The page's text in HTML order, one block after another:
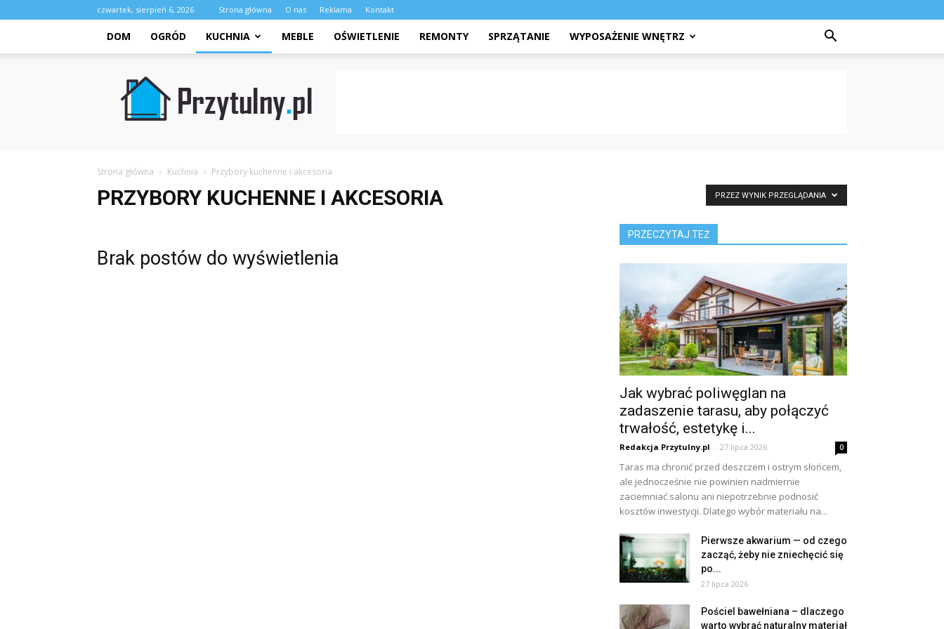
czwartek, sierpień 6, 2026 Strona główna O nas Reklama Kontakt
DOM OGRÓD KUCHNIA MEBLE OŚWIETLENIE REMONTY SPRZĄTANIE WYPOSAŻENIE WNĘTRZ
Przytulny.pl
Strona główna Kuchnia Przybory kuchenne i akcesoria
PRZYBORY KUCHENNE I AKCESORIA PRZEZ WYNIK PRZEGLĄDANIA
Brak postów do wyświetlenia
PRZECZYTAJ TEŻ
Jak wybrać poliwęglan na
zadaszenie tarasu, aby połączyć
trwałość, estetykę i...
Redakcja Przytulny.pl - 27 lipca 2026 0
Taras ma chronić przed deszczem i ostrym słońcem,
ale jednocześnie nie powinien nadmiernie
zaciemniać salonu ani niepotrzebnie podnosić
kosztów inwestycji. Dlatego wybór materiału na...
Pierwsze akwarium — od czego
zacząć, żeby nie zniechęcić się
po...
27 lipca 2026
Pościel bawełniana – dlaczego
warto wybrać naturalny materiał